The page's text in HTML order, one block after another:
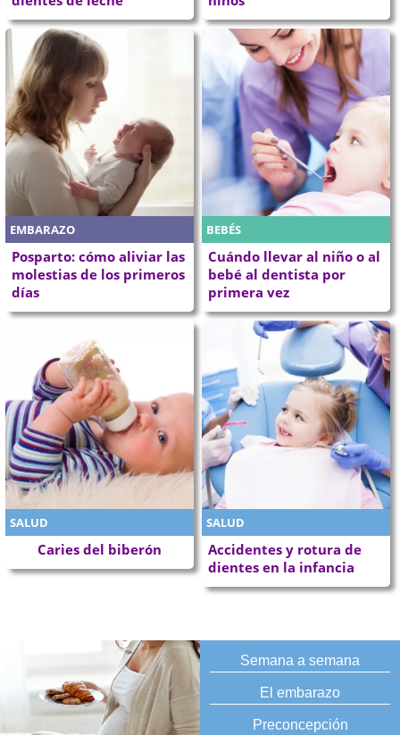
EMBARAZO
Posparto: cómo aliviar las
molestias de los primeros
días
BEBÉS
Cuándo llevar al niño o al
bebé al dentista por
primera vez
SALUD
Caries del biberón
SALUD
Accidentes y rotura de
dientes en la infancia
Semana a semana
El embarazo
Preconcepción